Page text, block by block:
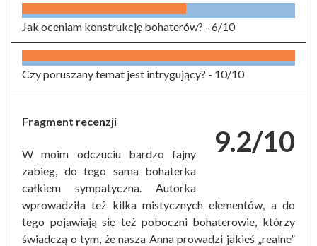
Jak oceniam konstrukcję bohaterów? - 6/10
Czy poruszany temat jest intrygujący? - 10/10
9.2/10
Fragment recenzji
W moim odczuciu bardzo fajny
zabieg, do tego sama bohaterka
całkiem sympatyczna. Autorka
wprowadziła też kilka mistycznych elementów, a do
tego pojawiają się też poboczni bohaterowie, którzy
świadczą o tym, że nasza Anna prowadzi jakieś „realne”